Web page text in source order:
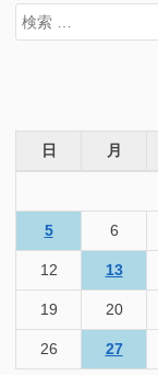
検
索
日 月
5 6
12 13
19 20
26 27